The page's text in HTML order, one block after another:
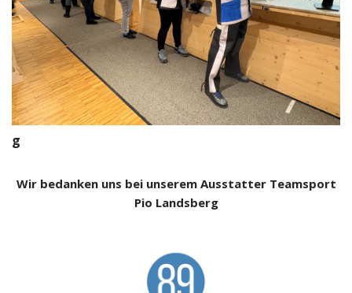
g
Wir bedanken uns bei unserem Ausstatter Teamsport
Pio Landsberg